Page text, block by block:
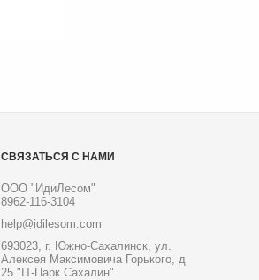
СВЯЗАТЬСЯ С НАМИ
ООО "ИдиЛесом"
8962-116-3104
help@idilesom.com
693023, г. Южно-Сахалинск, ул.
Алексея Максимовича Горького, д
25 "IT-Парк Сахалин"